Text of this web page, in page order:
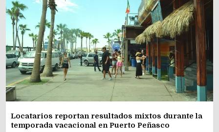
Locatarios reportan resultados mixtos durante la
temporada vacacional en Puerto Peñasco